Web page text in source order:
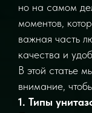
но на самом
моментов,
важная часть
качества и
В этой статье
внимание,
1. Типы